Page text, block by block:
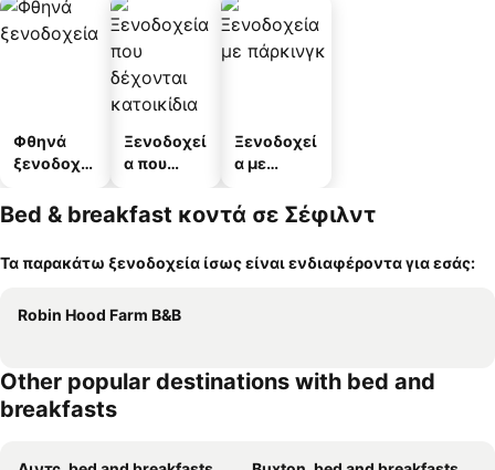
Φθηνά
ξενοδοχεί
Ξενοδοχεί
α που
κατοικίδι
Ξενοδοχεί
α με
Bed & breakfast κοντά σε Σέφιλντ
Τα παρακάτω ξενοδοχεία ίσως είναι ενδιαφέροντα για εσάς:
Robin Hood Farm B&B
Other popular destinations with bed and
breakfasts